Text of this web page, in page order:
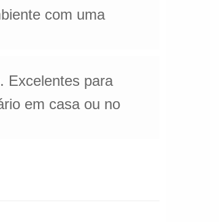
com uma
Excelentes para
em casa ou no